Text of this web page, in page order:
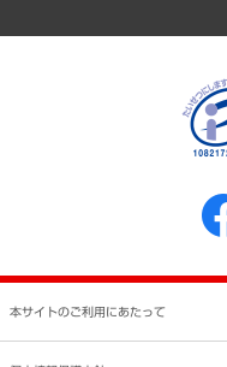
個人情報保護方針
反社会的勢力に対する基本方針
書面による個人情報の開示等の
本サイトのご利用にあたって